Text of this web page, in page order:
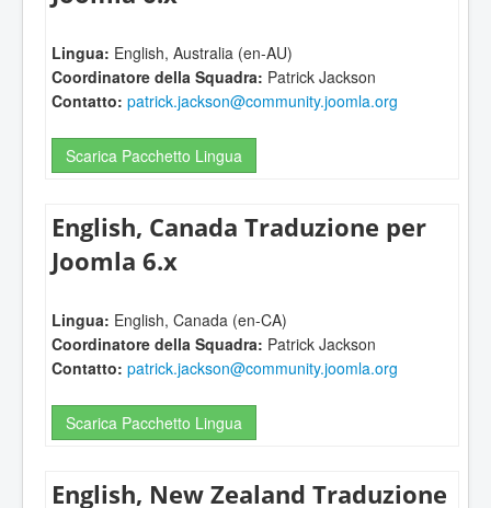
Lingua: English, Australia (en-AU)
Coordinatore della Squadra: Patrick Jackson
Contatto: patrick.jackson@community.joomla.org
Scarica Pacchetto Lingua
English, Canada Traduzione per
Joomla 6.x
Lingua: English, Canada (en-CA)
Coordinatore della Squadra: Patrick Jackson
Contatto: patrick.jackson@community.joomla.org
Scarica Pacchetto Lingua
English, New Zealand Traduzione